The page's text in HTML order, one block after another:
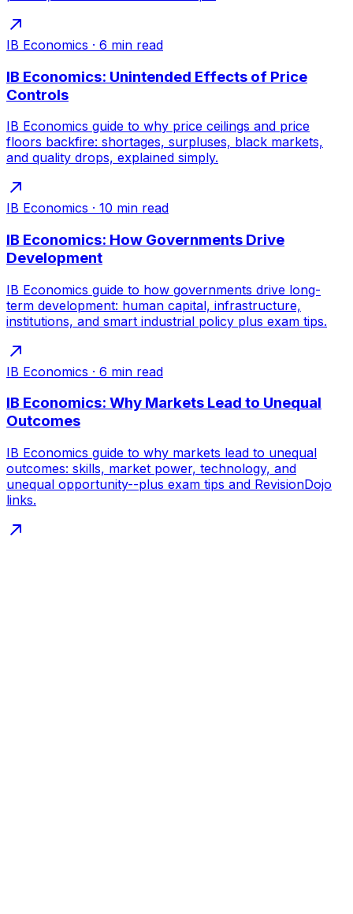
IB Economics · 6 min read
IB Economics: Unintended Effects of Price
Controls
IB Economics guide to why price ceilings and price
floors backfire: shortages, surpluses, black markets,
and quality drops, explained simply.
IB Economics · 10 min read
IB Economics: How Governments Drive
Development
IB Economics guide to how governments drive long-
term development: human capital, infrastructure,
institutions, and smart industrial policy plus exam tips.
IB Economics · 6 min read
IB Economics: Why Markets Lead to Unequal
Outcomes
IB Economics guide to why markets lead to unequal
outcomes: skills, market power, technology, and
unequal opportunity--plus exam tips and RevisionDojo
links.